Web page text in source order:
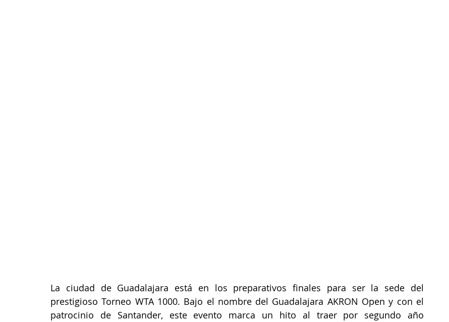
La ciudad de Guadalajara está en los preparativos finales para ser la sede del
prestigioso Torneo WTA 1000. Bajo el nombre del Guadalajara AKRON Open y con el
patrocinio de Santander, este evento marca un hito al traer por segundo año